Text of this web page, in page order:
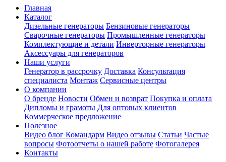
Главная
Каталог
Дизельные генераторы Бензиновые генераторы
Сварочные генераторы Промышленные генераторы
Комплектующие и детали Инверторные генераторы
Аксессуары для генераторов
Наши услуги
Генератор в рассрочку Доставка Консультация
специалиста Монтаж Сервисные центры
О компании
О бренде Новости Обмен и возврат Покупка и оплата
Дипломы и грамоты Для оптовых клиентов
Коммерческое предложение
Полезное
Видео блог Командарм Видео отзывы Статьи Частые
вопросы Фотоотчеты о нашей работе Фотогалерея
Контакты